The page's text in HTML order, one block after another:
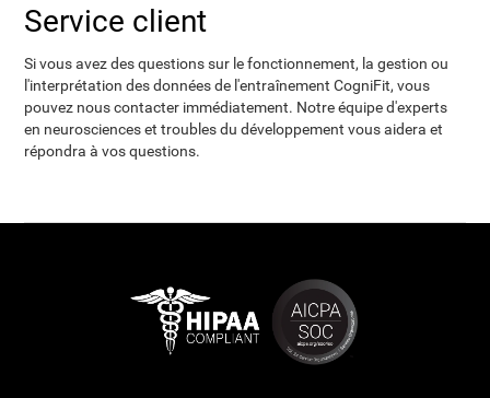
Service client
Si vous avez des questions sur le fonctionnement, la gestion ou
l'interprétation des données de l'entraînement CogniFit, vous
pouvez nous contacter immédiatement. Notre équipe d'experts
en neurosciences et troubles du développement vous aidera et
répondra à vos questions.